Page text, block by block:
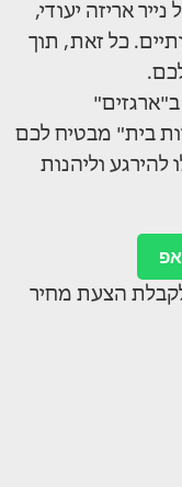
אריזה יעודי,
כל זאת, תוך
בית" מבטיח לכם
להירגע וליהנות
הצעת מחיר